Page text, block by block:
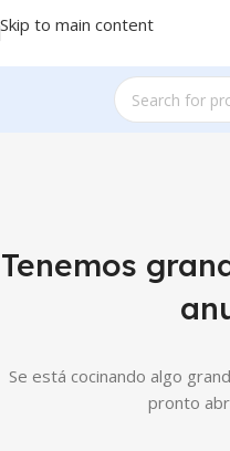
Skip to main content
Tenemos
Se está cocinando algo
pronto